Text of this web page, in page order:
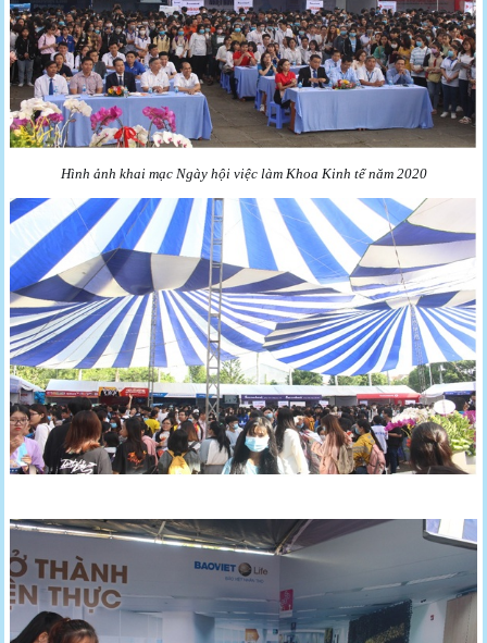
Hình ảnh khai mạc Ngày hội việc làm Khoa Kinh tế năm 2020